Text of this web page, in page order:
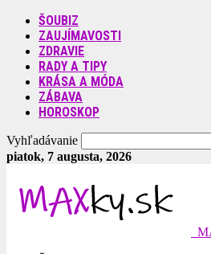
ŠOUBIZ
ZAUJÍMAVOSTI
ZDRAVIE
RADY A TIPY
KRÁSA A MÓDA
ZÁBAVA
HOROSKOP
Vyhľadávanie
piatok, 7 augusta, 2026